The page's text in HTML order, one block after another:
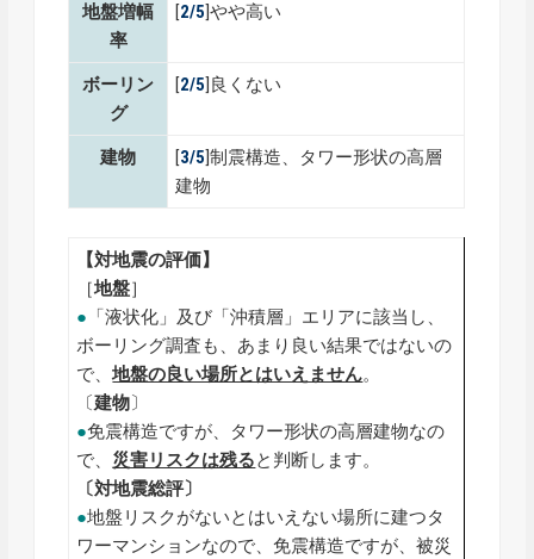
地盤増幅
率
[2/5]やや高い
ボーリン
グ
[2/5]良くない
建物 [3/5]制震構造、タワー形状の高層
建物
【対地震の評価】
［地盤］
● 「液状化」及び「沖積層」エリアに該当し、
ボーリング調査も、あまり良い結果ではないの
で、地盤の良い場所とはいえません。
〔建物〕
●免震構造ですが、タワー形状の高層建物なの
で、 災害リスクは残ると判断します。
〔対地震総評〕
●地盤リスクがないとはいえない場所に建つタ
ワーマンションなので、免震構造ですが、被災